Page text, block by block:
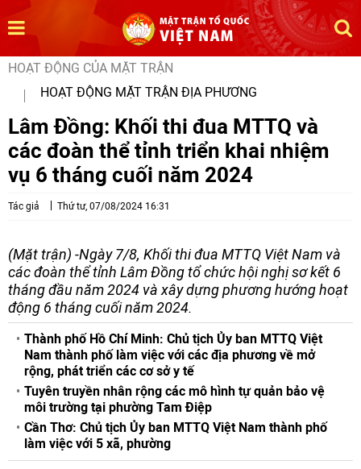
HOẠT ĐỘNG CỦA MẶT TRẬN
HOẠT ĐỘNG MẶT TRẬN ĐỊA PHƯƠNG
Lâm Đồng: Khối thi đua MTTQ và
các đoàn thể tỉnh triển khai nhiệm
vụ 6 tháng cuối năm 2024
Tác giả Thứ tư, 07/08/2024 16:31
(Mặt trận) -Ngày 7/8, Khối thi đua MTTQ Việt Nam và
các đoàn thể tỉnh Lâm Đồng tổ chức hội nghị sơ kết 6
tháng đầu năm 2024 và xây dựng phương hướng hoạt
động 6 tháng cuối năm 2024.
Thành phố Hồ Chí Minh: Chủ tịch Ủy ban MTTQ Việt
Nam thành phố làm việc với các địa phương về mở
rộng, phát triển các cơ sở y tế
Tuyên truyền nhân rộng các mô hình tự quản bảo vệ
môi trường tại phường Tam Điệp
Cần Thơ: Chủ tịch Ủy ban MTTQ Việt Nam thành phố
làm việc với 5 xã, phường